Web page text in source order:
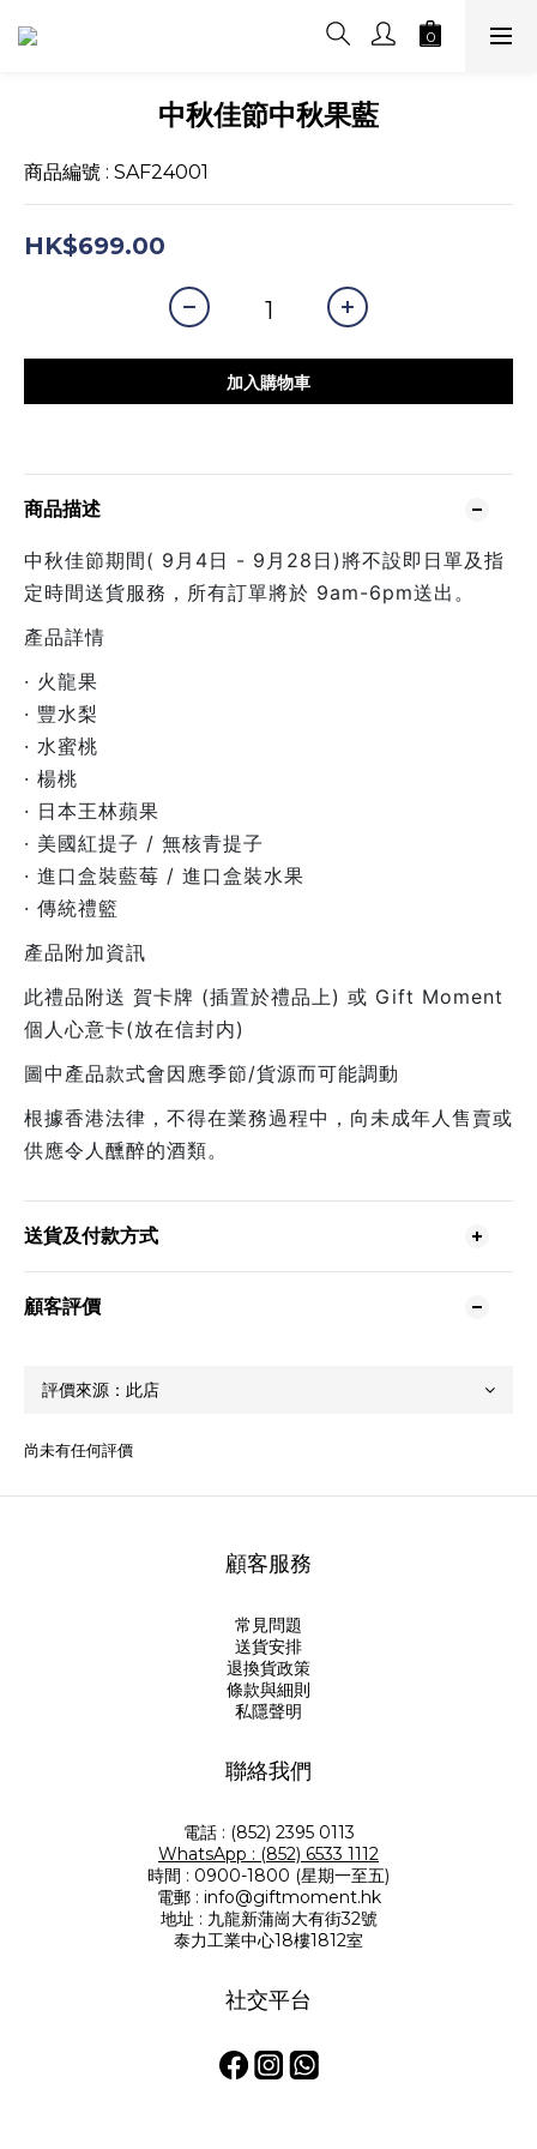
中秋佳節中秋果藍
商品編號 : SAF24001
HK$699.00
加入購物車
商品描述
中秋佳節期間( 9月4日 - 9月28日)將不設即日單及指
定時間送貨服務，所有訂單將於 9am-6pm送出。
產品詳情
· 火龍果
· 豐水梨
· 水蜜桃
· 楊桃
· 日本王林蘋果
· 美國紅提子 / 無核青提子
· 進口盒裝藍莓 / 進口盒裝水果
· 傳統禮籃
產品附加資訊
此禮品附送 賀卡牌 (插置於禮品上) 或 Gift Moment
個人心意卡(放在信封内)
圖中產品款式會因應季節/貨源而可能調動
根據香港法律，不得在業務過程中，向未成年人售賣或
供應令人醺醉的酒類。
送貨及付款方式
顧客評價
尚未有任何評價
顧客服務
常見問題
送貨安排
退換貨政策
條款與細則
私隱聲明
聯絡我們
電話 : (852) 2395 0113
WhatsApp : (852) 6533 1112
時間 : 0900-1800 (星期一至五)
電郵 : info@giftmoment.hk
地址 : 九龍新蒲崗大有街32號
泰力工業中心18樓1812室
社交平台